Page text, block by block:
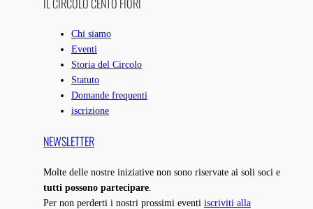
Chi siamo
Eventi
Storia del Circolo
Statuto
Domande frequenti
iscrizione
NEWSLETTER
Molte delle nostre iniziative non sono riservate ai soli soci e
tutti possono partecipare
Per non perderti i nostri prossimi eventi iscriviti alla